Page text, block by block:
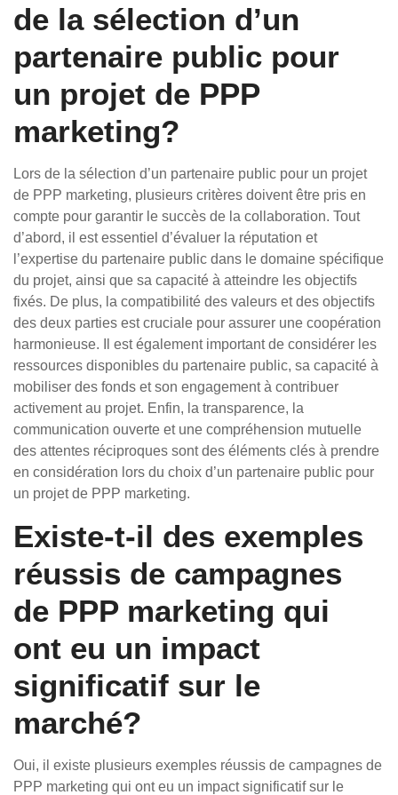
de la sélection d’un
partenaire public pour
un projet de PPP
marketing?
Lors de la sélection d’un partenaire public pour un projet
de PPP marketing, plusieurs critères doivent être pris en
compte pour garantir le succès de la collaboration. Tout
d’abord, il est essentiel d’évaluer la réputation et
l’expertise du partenaire public dans le domaine spécifique
du projet, ainsi que sa capacité à atteindre les objectifs
fixés. De plus, la compatibilité des valeurs et des objectifs
des deux parties est cruciale pour assurer une coopération
harmonieuse. Il est également important de considérer les
ressources disponibles du partenaire public, sa capacité à
mobiliser des fonds et son engagement à contribuer
activement au projet. Enfin, la transparence, la
communication ouverte et une compréhension mutuelle
des attentes réciproques sont des éléments clés à prendre
en considération lors du choix d’un partenaire public pour
un projet de PPP marketing.
Existe-t-il des exemples
réussis de campagnes
de PPP marketing qui
ont eu un impact
significatif sur le
marché?
Oui, il existe plusieurs exemples réussis de campagnes de
PPP marketing qui ont eu un impact significatif sur le